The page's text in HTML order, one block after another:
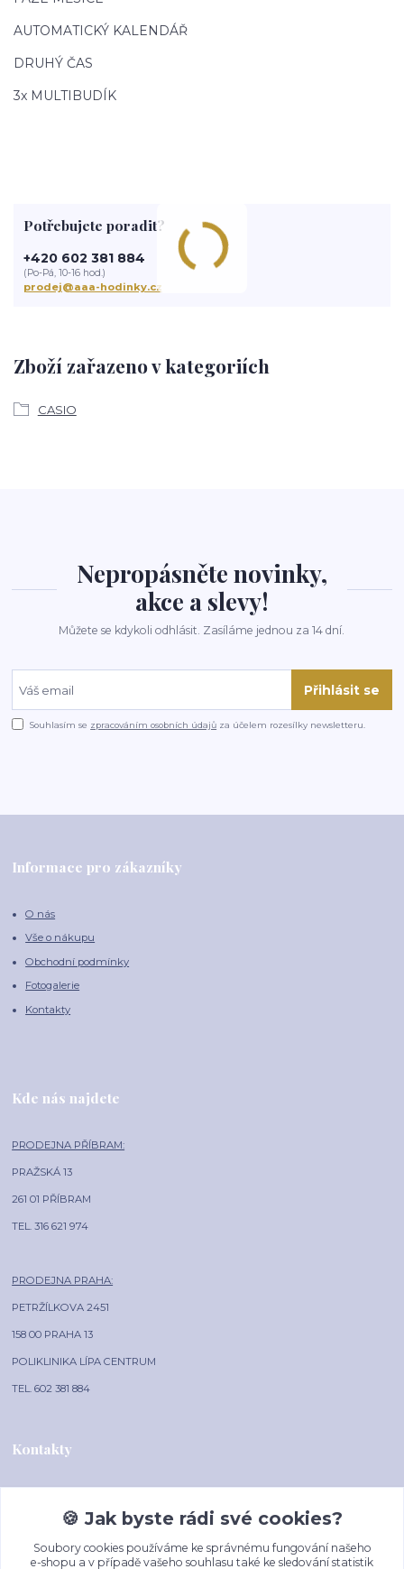
AUTOMATICKÝ KALENDÁŘ
DRUHÝ ČAS
3x MULTIBUDÍK
Zboží zařazeno v kategoriích
CASIO
Potřebujete poradit?
+420 602 381 884
(Po-Pá, 10-16 hod.)
prodej@aaa-hodinky.cz
Nepropásněte novinky,
akce a slevy!
Můžete se kdykoli odhlásit. Zasíláme jednou za 14 dní.
Přihlásit se
Souhlasím se zpracováním osobních údajů za účelem rozesílky newsletteru.
Informace pro zákazníky
O nás
Vše o nákupu
Obchodní podmínky
Fotogalerie
Kontakty
Kde nás najdete
PRODEJNA PŘÍBRAM:
PRAŽSKÁ 13
261 01 PŘÍBRAM
TEL. 316 621 974
PRODEJNA PRAHA:
PETRŽÍLKOVA 2451
158 00 PRAHA 13
POLIKLINIKA LÍPA CENTRUM
TEL. 602 381 884
Kontakty
AAA-HODINKY.CZ
+420 602 381 884
🍪 Jak byste rádi své cookies?
Soubory cookies používáme ke správnému fungování našeho
e-shopu a v případě vašeho souhlasu také ke sledování statistik